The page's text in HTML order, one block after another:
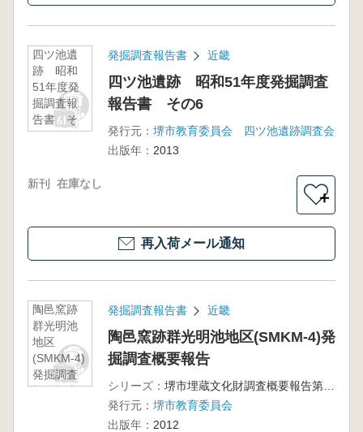
四ツ池遺
跡 昭和
51年度発
掘調査報
告書 そ
の6
発掘調査報告書 近畿
四ツ池遺跡 昭和51年度発掘調査
報告書 その6
発行元： 堺市教育委員会 四ツ池遺跡調査会
出版年： 2013
新刊 在庫なし
＋
再入荷メール通知
陶邑窯跡
群光明池
地区
(SMKM-4)
発掘調査
概要報告
発掘調査報告書 近畿
陶邑窯跡群光明池地区(SMKM-4)発
掘調査概要報告
シリーズ：
堺市埋蔵文化財調査概要報告第142冊
発行元： 堺市教育委員会
出版年： 2012